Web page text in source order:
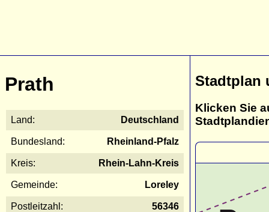
Prath
Land: Deutschland
Bundesland: Rheinland-Pfalz
Kreis: Rhein-Lahn-Kreis
Gemeinde: Loreley
Postleitzahl: 56346
Stadtplan
Klicken Sie